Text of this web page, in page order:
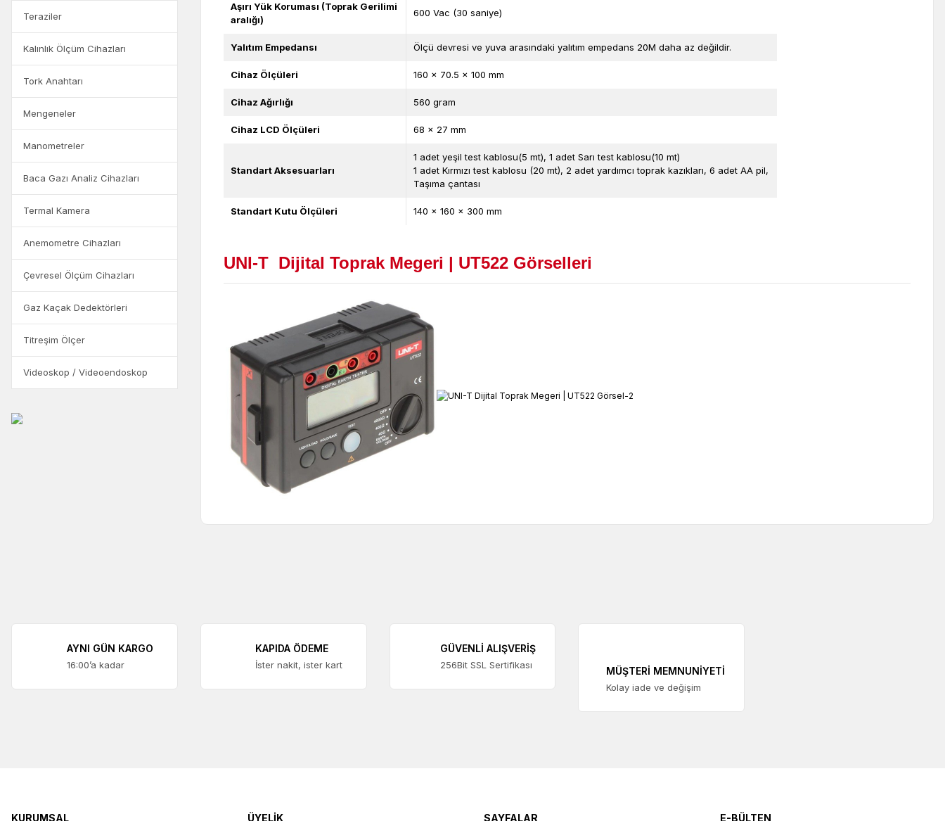
Teraziler
Kalınlık Ölçüm Cihazları
Tork Anahtarı
Mengeneler
Manometreler
Baca Gazı Analiz Cihazları
Termal Kamera
Anemometre Cihazları
Çevresel Ölçüm Cihazları
Gaz Kaçak Dedektörleri
Titreşim Ölçer
Videoskop / Videoendoskop
Aşırı Yük Koruması (Toprak Gerilimi
aralığı)
600 Vac (30 saniye)
Yalıtım Empedansı Ölçü devresi ve yuva arasındaki yalıtım empedans 20M daha az değildir.
Cihaz Ölçüleri 160 x 70.5 x 100 mm
Cihaz Ağırlığı 560 gram
Cihaz LCD Ölçüleri 68 x 27 mm
Standart Aksesuarları
1 adet yeşil test kablosu(5 mt), 1 adet Sarı test kablosu(10 mt)
1 adet Kırmızı test kablosu (20 mt), 2 adet yardımcı toprak kazıkları, 6 adet AA pil,
Taşıma çantası
Standart Kutu Ölçüleri 140 x 160 x 300 mm
UNI-T Dijital Toprak Megeri | UT522Görselleri
AYNI GÜN KARGO
16:00’a kadar
KAPIDA ÖDEME
İster nakit, ister kart
GÜVENLİ ALIŞVERİŞ
256Bit SSL Sertifikası MÜŞTERİ MEMNUNİYETİ
Kolay iade ve değişim
KURUMSAL ÜYELİK SAYFALAR E-BÜLTEN